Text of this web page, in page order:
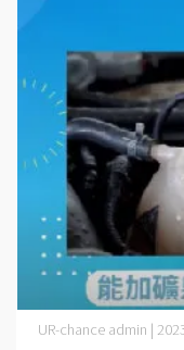
UR-chance admin |